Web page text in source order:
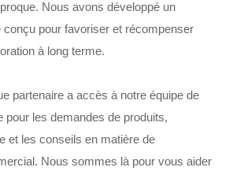
Nous avons développé un
pour favoriser et récompenser
à long terme.
partenaire a accès à notre équipe de
pour les demandes de produits,
et les conseils en matière de
Nous sommes là pour vous aider